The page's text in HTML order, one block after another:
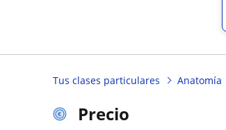
Tus clases particulares Anatomía
Precio